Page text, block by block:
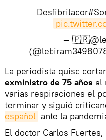
—
​La periodista quiso
exministro de 75 años al
varias respiraciones el
terminar y siguió
español ante la
El doctor Carlos